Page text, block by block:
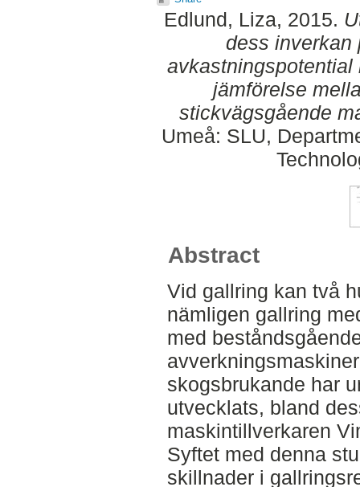
Edlund, Liza, 2015.
dess inverkan
jämförelse
stickvägsgående
Umeå: SLU,
Abstract
Vid gallring kan två
nämligen gallring
med
skogsbrukande har
utvecklats, bland
maskintillverkaren
Syftet med denna
skillnader i